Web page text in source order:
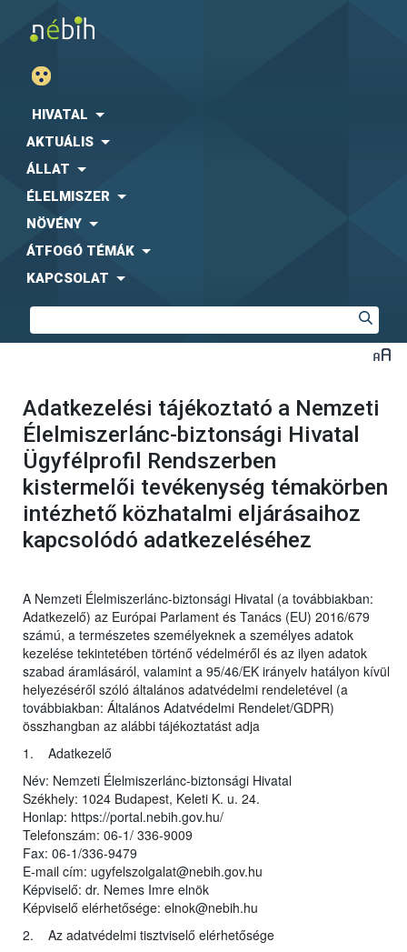
HIVATAL
AKTUÁLIS
ÁLLAT
ÉLELMISZER
NÖVÉNY
ÁTFOGÓ TÉMÁK
KAPCSOLAT
Adatkezelési tájékoztató a Nemzeti
Élelmiszerlánc-biztonsági Hivatal
Ügyfélprofil Rendszerben
kistermelői tevékenység témakörben
intézhető közhatalmi eljárásaihoz
kapcsolódó adatkezeléséhez
A Nemzeti Élelmiszerlánc-biztonsági Hivatal (a továbbiakban:
Adatkezelő) az Európai Parlament és Tanács (EU) 2016/679
számú, a természetes személyeknek a személyes adatok
kezelése tekintetében történő védelméről és az ilyen adatok
szabad áramlásáról, valamint a 95/46/EK irányelv hatályon kívül
helyezéséről szóló általános adatvédelmi rendeletével (a
továbbiakban: Általános Adatvédelmi Rendelet/GDPR)
összhangban az alábbi tájékoztatást adja
1. Adatkezelő
Név: Nemzeti Élelmiszerlánc-biztonsági Hivatal
Székhely: 1024 Budapest, Keleti K. u. 24.
Honlap: https://portal.nebih.gov.hu/
Telefonszám: 06-1/ 336-9009
Fax: 06-1/336-9479
E-mail cím: ugyfelszolgalat@nebih.gov.hu
Képviselő: dr. Nemes Imre elnök
Képviselő elérhetősége: elnok@nebih.hu
2. Az adatvédelmi tisztviselő elérhetősége